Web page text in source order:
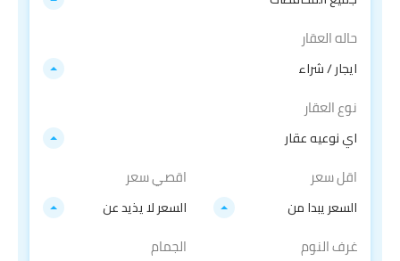
حاله العقار
ايجار / شراء
نوع العقار
اي نوعيه عقار
اقل سعر
السعر يبدا من
اقصي سعر
السعر لا يذيد عن
غرف النوم الجمام